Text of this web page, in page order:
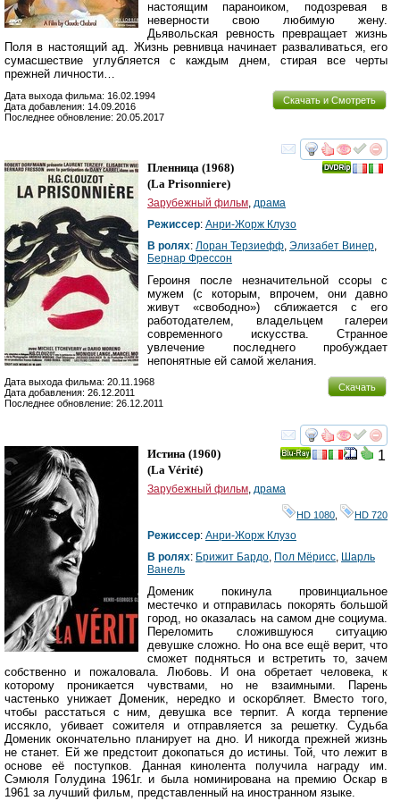
настоящим параноиком, подозревая в
неверности свою любимую жену.
Дьявольская ревность превращает жизнь
Поля в настоящий ад. Жизнь ревнивца начинает разваливаться, его
сумасшествие углубляется с каждым днем, стирая все черты
прежней личности…
Скачать и Смотреть
Дата выхода фильма: 16.02.1994
Дата добавления: 14.09.2016
Последнее обновление: 20.05.2017
смотреть
Пленница (1968)
(La Prisonniere)
Зарубежный фильм драма
Режиссер: Анри-Жорж Клузо
В ролях: Лоран Терзиефф Элизабет Винер
Бернар Фрессон
Героиня после незначительной ссоры с
мужем (с которым, впрочем, они давно
живут «свободно») сближается с его
работодателем, владельцем галереи
современного искусства. Странное
увлечение последнего пробуждает
непонятные ей самой желания.
Скачать
Дата выхода фильма: 20.11.1968
Дата добавления: 26.12.2011
Последнее обновление: 26.12.2011
смотреть
1
Истина (1960)
(La Vérité)
Зарубежный фильм, драма
HD 1080, HD 720
Режиссер: Анри-Жорж Клузо
В ролях: Брижит Бардо, Пол Мёрисс, Шарль
Ванель
Доменик покинула провинциальное
местечко и отправилась покорять большой
город, но оказалась на самом дне социума.
Переломить сложившуюся ситуацию
девушке сложно. Но она все ещё верит, что
сможет подняться и встретить то, зачем
собственно и пожаловала. Любовь. И она обретает человека, к
которому проникается чувствами, но не взаимными. Парень
частенько унижает Доменик, нередко и оскорбляет. Вместо того,
чтобы расстаться с ним, девушка все терпит. А когда терпение
иссякло, убивает сожителя и отправляется за решетку. Судьба
Доменик окончательно планирует на дно. И никогда прежней жизнь
не станет. Ей же предстоит докопаться до истины. Той, что лежит в
основе её поступков. Данная кинолента получила награду им.
Сэмюля Голудина 1961г. и была номинирована на премию Оскар в
1961 за лучший фильм, представленный на иностранном языке.